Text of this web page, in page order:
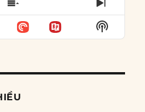
SHOW
EPISODES
LIST
NEXT
Show
Podcast